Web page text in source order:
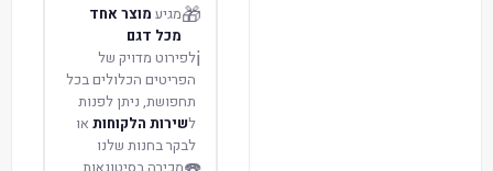
🎁מגיע מוצר אחד
מכל דגם
ℹ️לפירוט מדויק של
הפריטים הכלולים בכל
תחפושת, ניתן לפנות
לשירות הלקוחות או
לבקר בחנות שלנו